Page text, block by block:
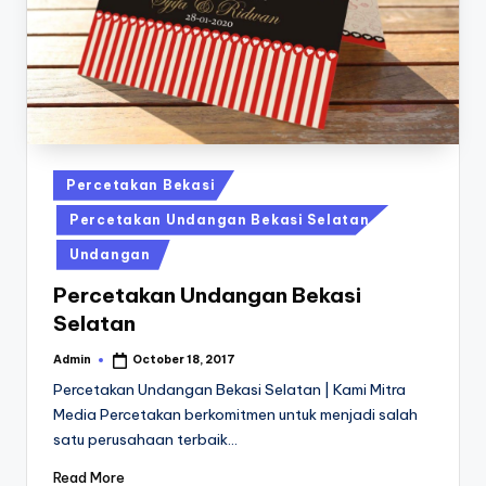
v
a
P
ri
24
Jam
Posted
in
Percetakan Bekasi
Percetakan Undangan Bekasi Selatan
Undangan
Percetakan Undangan Bekasi
Selatan
Posted
Admin October 18, 2017
Percetakan Undangan Bekasi Selatan | Kami Mitra
Media Percetakan berkomitmen untuk menjadi salah
satu perusahaan terbaik…
Read More